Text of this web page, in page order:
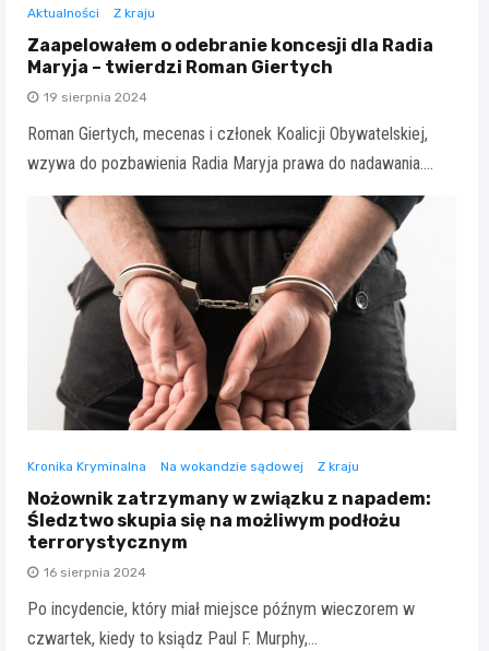
Aktualności Z kraju
Zaapelowałem o odebranie koncesji dla Radia
Maryja – twierdzi Roman Giertych
19 sierpnia 2024
Roman Giertych, mecenas i członek Koalicji Obywatelskiej,
wzywa do pozbawienia Radia Maryja prawa do nadawania.…
Kronika Kryminalna Na wokandzie sądowej Z kraju
Nożownik zatrzymany w związku z napadem:
Śledztwo skupia się na możliwym podłożu
terrorystycznym
16 sierpnia 2024
Po incydencie, który miał miejsce późnym wieczorem w
czwartek, kiedy to ksiądz Paul F. Murphy,…